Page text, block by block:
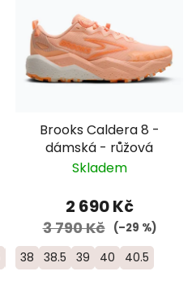
46
Brooks Caldera 8 -
dámská - růžová
Skladem
2 690 Kč
3 790 Kč (–29 %)
38 38.5 39 40 40.5